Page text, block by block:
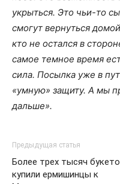
укрыться. Это чьи-то
смогут вернуться
кто не остался в
самое темное время
сила. Посылка уже в
«умную» защиту. А мы
дальше».
Предыдущая статья
Более трех тысяч
купили ермишинцы к